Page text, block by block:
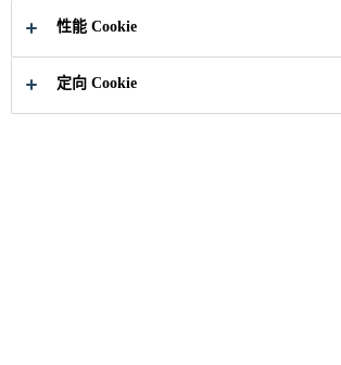
实现4.0%本币营收增长，并上
长预期
点击阅读
性能 Cookie
定向 Cookie